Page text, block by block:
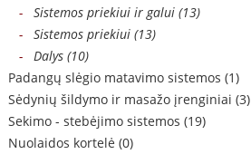
- Sistemos priekiui ir galui (13)
- Sistemos priekiui (13)
- Dalys (10)
Padangų slėgio matavimo sistemos (1)
Sėdynių šildymo ir masažo įrenginiai (3)
Sekimo - stebėjimo sistemos (19)
Nuolaidos kortelė (0)